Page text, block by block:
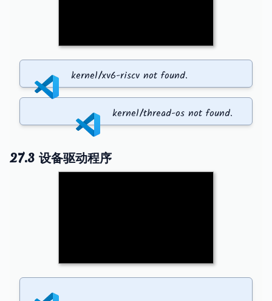
kernel/xv6-riscv not found.
kernel/thread-os not found.
27.3 设备驱动程序